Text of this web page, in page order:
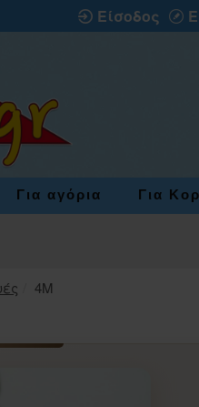
Είσοδος
Για αγόρια Για
4M